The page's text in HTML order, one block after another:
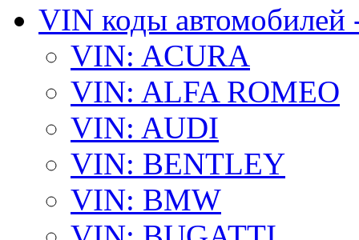
VIN коды автомобилей
VIN: ACURA
VIN: ALFA ROMEO
VIN: AUDI
VIN: BENTLEY
VIN: BMW